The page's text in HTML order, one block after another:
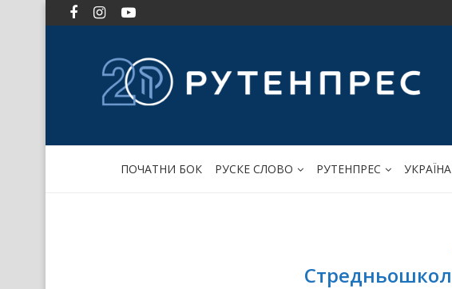
ПОЧАТНИ БОК РУСКЕ СЛОВО РУТЕНПРЕС УКРАЇНА